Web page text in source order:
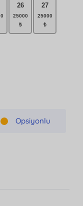
26 27
Opsiyonlu